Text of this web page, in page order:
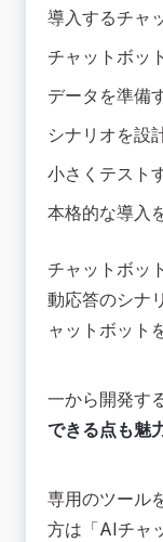
導入するチャ
チャットボッ
データを準備
シナリオを設
小さくテスト
本格的な導入
チャットボッ
動応答のシナ
ャットボット
一から開発す
できる点も魅
専用のツール
方は「AIチャ